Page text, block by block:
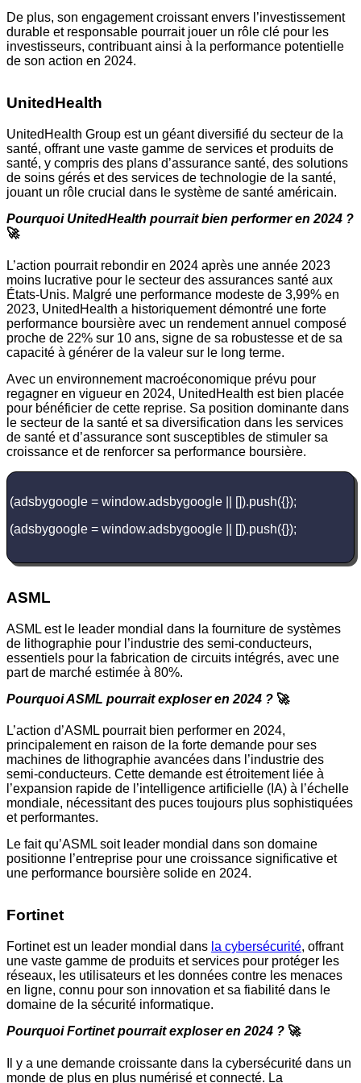
De plus, son engagement croissant envers l’investissement
durable et responsable pourrait jouer un rôle clé pour les
investisseurs, contribuant ainsi à la performance potentielle
de son action en 2024.
UnitedHealth
UnitedHealth Group est un géant diversifié du secteur de la
santé, offrant une vaste gamme de services et produits de
santé, y compris des plans d’assurance santé, des solutions
de soins gérés et des services de technologie de la santé,
jouant un rôle crucial dans le système de santé américain.
Pourquoi UnitedHealth pourrait bien performer en 2024 ?
🚀
L’action pourrait rebondir en 2024 après une année 2023
moins lucrative pour le secteur des assurances santé aux
États-Unis. Malgré une performance modeste de 3,99% en
2023, UnitedHealth a historiquement démontré une forte
performance boursière avec un rendement annuel composé
proche de 22% sur 10 ans, signe de sa robustesse et de sa
capacité à générer de la valeur sur le long terme.
Avec un environnement macroéconomique prévu pour
regagner en vigueur en 2024, UnitedHealth est bien placée
pour bénéficier de cette reprise. Sa position dominante dans
le secteur de la santé et sa diversification dans les services
de santé et d’assurance sont susceptibles de stimuler sa
croissance et de renforcer sa performance boursière.
(adsbygoogle = window.adsbygoogle || []).push({});
(adsbygoogle = window.adsbygoogle || []).push({});
ASML
ASML est le leader mondial dans la fourniture de systèmes
de lithographie pour l’industrie des semi-conducteurs,
essentiels pour la fabrication de circuits intégrés, avec une
part de marché estimée à 80%.
Pourquoi ASML pourrait exploser en 2024 ? 🚀
L’action d’ASML pourrait bien performer en 2024,
principalement en raison de la forte demande pour ses
machines de lithographie avancées dans l’industrie des
semi-conducteurs. Cette demande est étroitement liée à
l’expansion rapide de l’intelligence artificielle (IA) à l’échelle
mondiale, nécessitant des puces toujours plus sophistiquées
et performantes.
Le fait qu’ASML soit leader mondial dans son domaine
positionne l’entreprise pour une croissance significative et
une performance boursière solide en 2024.
Fortinet
Fortinet est un leader mondial dans la cybersécurité, offrant
une vaste gamme de produits et services pour protéger les
réseaux, les utilisateurs et les données contre les menaces
en ligne, connu pour son innovation et sa fiabilité dans le
domaine de la sécurité informatique.
Pourquoi Fortinet pourrait exploser en 2024 ? 🚀
Il y a une demande croissante dans la cybersécurité dans un
monde de plus en plus numérisé et connecté. La